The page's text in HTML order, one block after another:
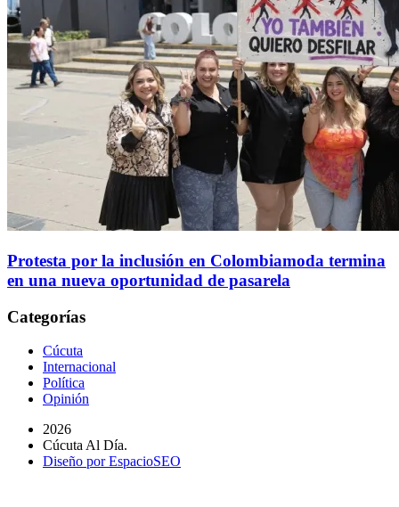
Protesta por la inclusión en Colombiamoda termina
en una nueva oportunidad de pasarela
Categorías
Cúcuta
Internacional
Política
Opinión
2026
Cúcuta Al Día.
Diseño por EspacioSEO